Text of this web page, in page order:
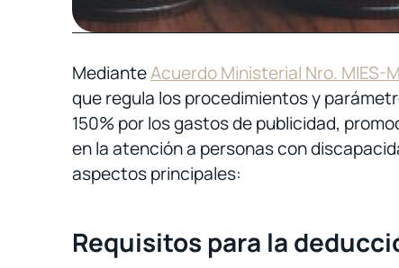
MedianteAcuerdo Ministerial Nro. MIES-
que regula los procedimientos y
150% por los gastos de publicidad,
en la atención a personas con
aspectos principales:
Requisitos para la